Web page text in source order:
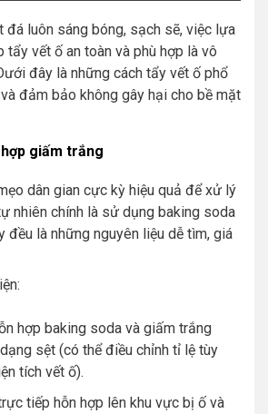
luôn sáng bóng, sạch sẽ, việc lựa
tẩy vết ố an toàn và phù hợp là vô
đây là những cách tẩy vết ố phổ
đảm bảo không gây hại cho bề mặt
giấm trắng
dân gian cực kỳ hiệu quả để xử lý
nhiên chính là sử dụng baking soda
đều là những nguyên liệu dễ tìm, giá
hợp baking soda và giấm trắng
sệt (có thể điều chỉnh tỉ lệ tùy
tích vết ố).
tiếp hỗn hợp lên khu vực bị ố và